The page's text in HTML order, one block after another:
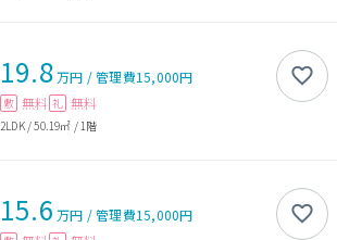
19.8万円 /管理費15,000円
敷 無料 礼 無料
2LDK/50.19㎡ / 1階
15.6 万円 /管理費15,000円